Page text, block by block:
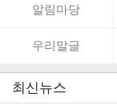
알림마당
우리말글
최신뉴스